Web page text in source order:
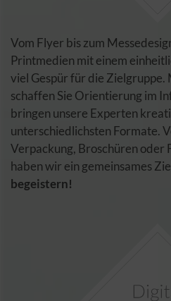
Vom Flyer bis zum
Printmedien mit einem
viel Gespür für die
schaffen Sie Orientierung im
bringen unsere Experten
unterschiedlichsten Formate.
Verpackung, Broschüren oder
haben wir ein gemeinsames
begeistern!